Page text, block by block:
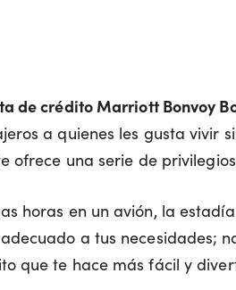
de crédito Marriott Bonvoy
a quienes les gusta vivir
ofrece una serie de
horas en un avión, la
a tus necesidades;
que te hace más fácil y